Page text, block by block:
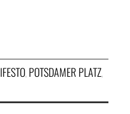
, POTSDAMER PLATZ,